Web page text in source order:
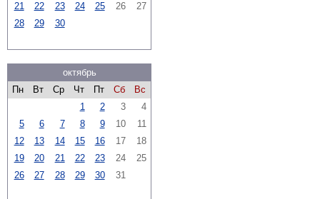
21
22 23 24 25 26
27
28
29 30
октябрь
Пн
Вт Ср Чт Пт Сб
Вс
1
2 3
4
5
6 7 8 9 10
11
12
13 14 15 16 17
18
19
20 21 22 23 24
25
26
27 28 29 30 31